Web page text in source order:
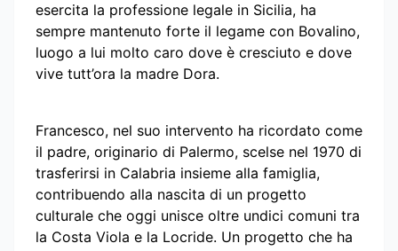
esercita la professione legale in Sicilia, ha
sempre mantenuto forte il legame con Bovalino,
luogo a lui molto caro dove è cresciuto e dove
vive tutt’ora la madre Dora.
Francesco, nel suo intervento ha ricordato come
il padre, originario di Palermo, scelse nel 1970 di
trasferirsi in Calabria insieme alla famiglia,
contribuendo alla nascita di un progetto
culturale che oggi unisce oltre undici comuni tra
la Costa Viola e la Locride. Un progetto che ha